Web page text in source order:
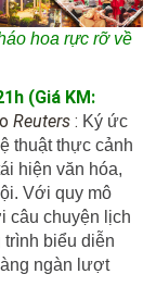
hoa rực rỡ về
(Giá KM:
Reuters : Ký ức
thuật thực cảnh
hiện văn hóa,
Với quy mô
câu chuyện lịch
biểu diễn
ngàn lượt